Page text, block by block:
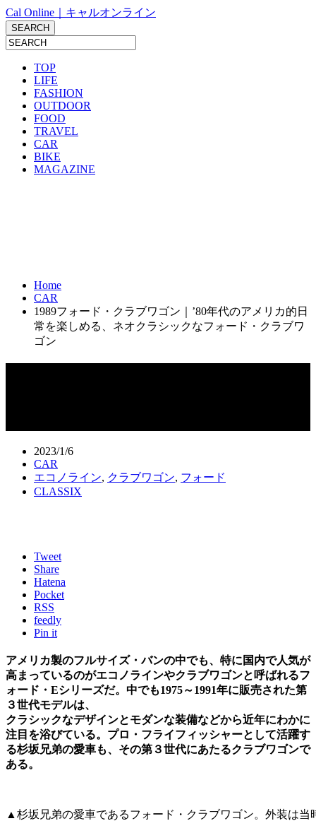
Cal Online｜キャルオンライン
TOP
LIFE
FASHION
OUTDOOR
FOOD
TRAVEL
CAR
BIKE
MAGAZINE
Home
CAR
1989フォード・クラブワゴン｜’80年代のアメリカ的日
常を楽しめる、ネオクラシックなフォード・クラブワ
ゴン
2023/1/6
CAR
エコノライン, クラブワゴン, フォード
CLASSIX
Tweet
Share
Hatena
Pocket
RSS
feedly
Pin it
アメリカ製のフルサイズ・バンの中でも、特に国内で人気が
高まっているのがエコノラインやクラブワゴンと呼ばれるフ
ォード・Eシリーズだ。中でも1975～1991年に販売された第
３世代モデルは、
クラシックなデザインとモダンな装備などから近年にわかに
注目を浴びている。プロ・フライフィッシャーとして活躍す
る杉坂兄弟の愛車も、その第３世代にあたるクラブワゴンで
ある。
▲杉坂兄弟の愛車であるフォード・クラブワゴン。外装は